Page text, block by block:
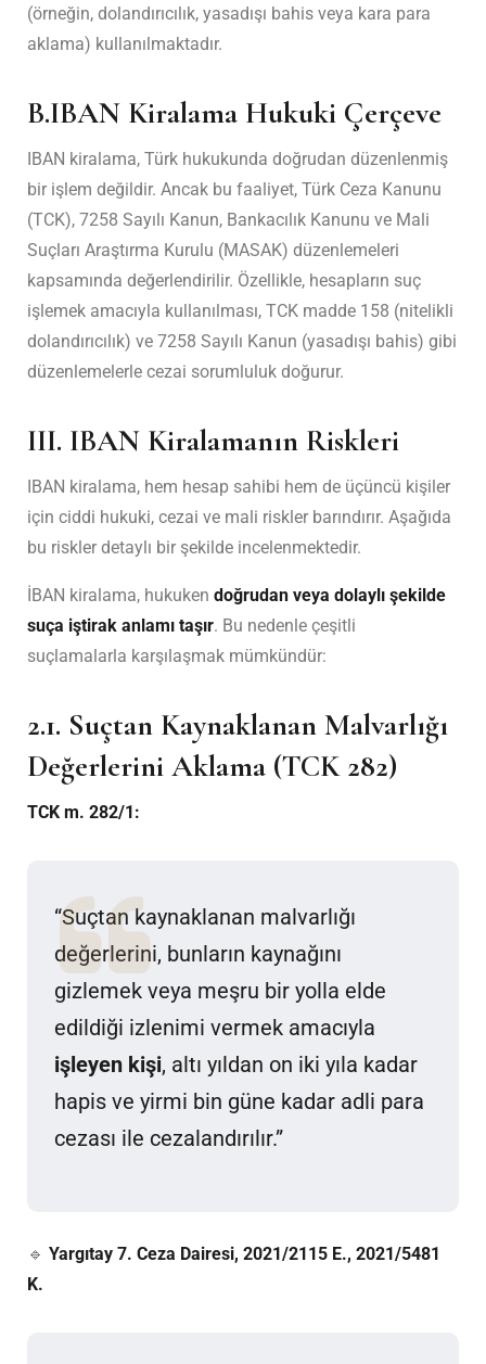
(örneğin, dolandırıcılık, yasadışı bahis veya kara para
aklama) kullanılmaktadır.
B.IBAN Kiralama Hukuki Çerçeve
IBAN kiralama, Türk hukukunda doğrudan düzenlenmiş
bir işlem değildir. Ancak bu faaliyet, Türk Ceza Kanunu
(TCK), 7258 Sayılı Kanun, Bankacılık Kanunu ve Mali
Suçları Araştırma Kurulu (MASAK) düzenlemeleri
kapsamında değerlendirilir. Özellikle, hesapların suç
işlemek amacıyla kullanılması, TCK madde 158 (nitelikli
dolandırıcılık) ve 7258 Sayılı Kanun (yasadışı bahis) gibi
düzenlemelerle cezai sorumluluk doğurur.
III. IBAN Kiralamanın Riskleri
IBAN kiralama, hem hesap sahibi hem de üçüncü kişiler
için ciddi hukuki, cezai ve mali riskler barındırır. Aşağıda
bu riskler detaylı bir şekilde incelenmektedir.
İBAN kiralama, hukuken doğrudan veya dolaylı şekilde
suça iştirak anlamı taşır. Bu nedenle çeşitli
suçlamalarla karşılaşmak mümkündür:
2.1. Suçtan Kaynaklanan Malvarlığı
Değerlerini Aklama (TCK 282)
TCK m. 282/1:
“Suçtan kaynaklanan malvarlığı
değerlerini, bunların kaynağını
gizlemek veya meşru bir yolla elde
edildiği izlenimi vermek amacıyla
işleyen kişi, altı yıldan on iki yıla kadar
hapis ve yirmi bin güne kadar adli para
cezası ile cezalandırılır.”
🔹 Yargıtay 7. Ceza Dairesi, 2021/2115 E., 2021/5481
K.